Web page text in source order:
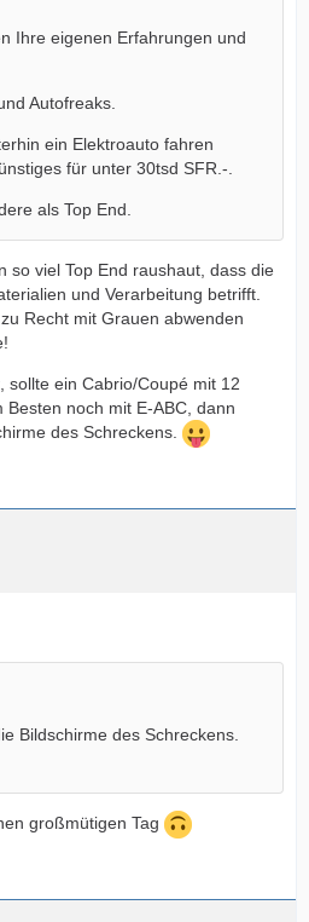
Ihre eigenen Erfahrungen und
Autofreaks.
ein Elektroauto fahren
für unter 30tsd SFR.-.
als Top End.
so viel Top End raushaut, dass die
und Verarbeitung betrifft.
Recht mit Grauen abwenden
sollte ein Cabrio/Coupé mit 12
noch mit E-ABC, dann
des Schreckens.
Bildschirme des Schreckens.
großmütigen Tag